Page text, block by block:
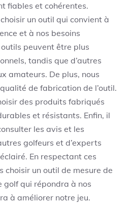
fiables et cohérentes.
un outil qui convient à
et à nos besoins
peuvent être plus
tandis que d’autres
amateurs. De plus, nous
de fabrication de l’outil.
des produits fabriqués
et résistants. Enfin, il
les avis et les
golfeurs et d’experts
En respectant ces
choisir un outil de mesure de
golf qui répondra à nos
à améliorer notre jeu.